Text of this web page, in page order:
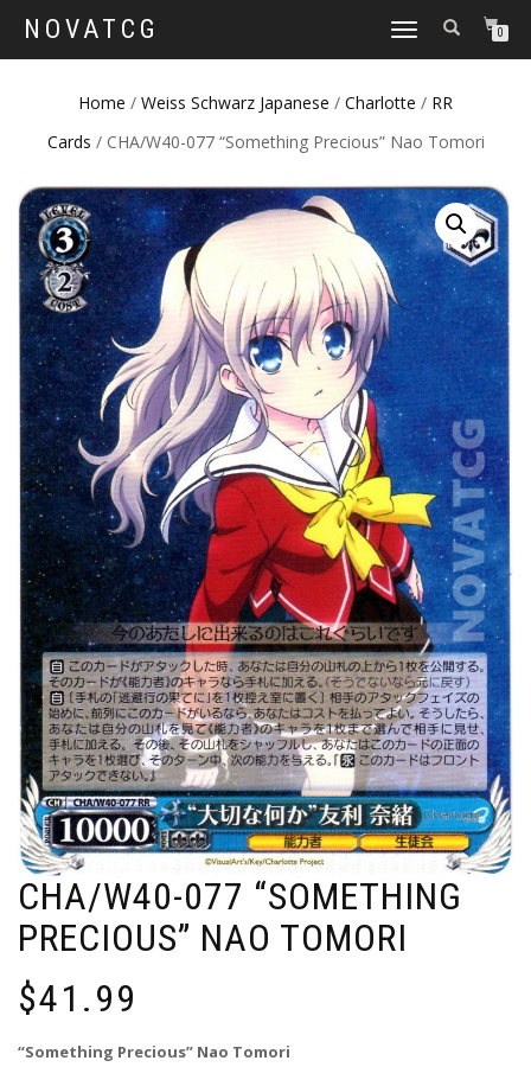
NOVATCG
TOGGLE
0
Home / Weiss Schwarz Japanese / Charlotte / RR
Cards / CHA/W40-077 “Something Precious” Nao Tomori
CHA/W40-077 “SOMETHING
PRECIOUS” NAO TOMORI
$41.99
“Something Precious” Nao Tomori